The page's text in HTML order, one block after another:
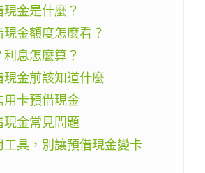
金是什麼？
金額度怎麼看？
息怎麼算？
現金前該知道什麼
用卡預借現金
現金常見問題
工具，別讓預借現金變卡